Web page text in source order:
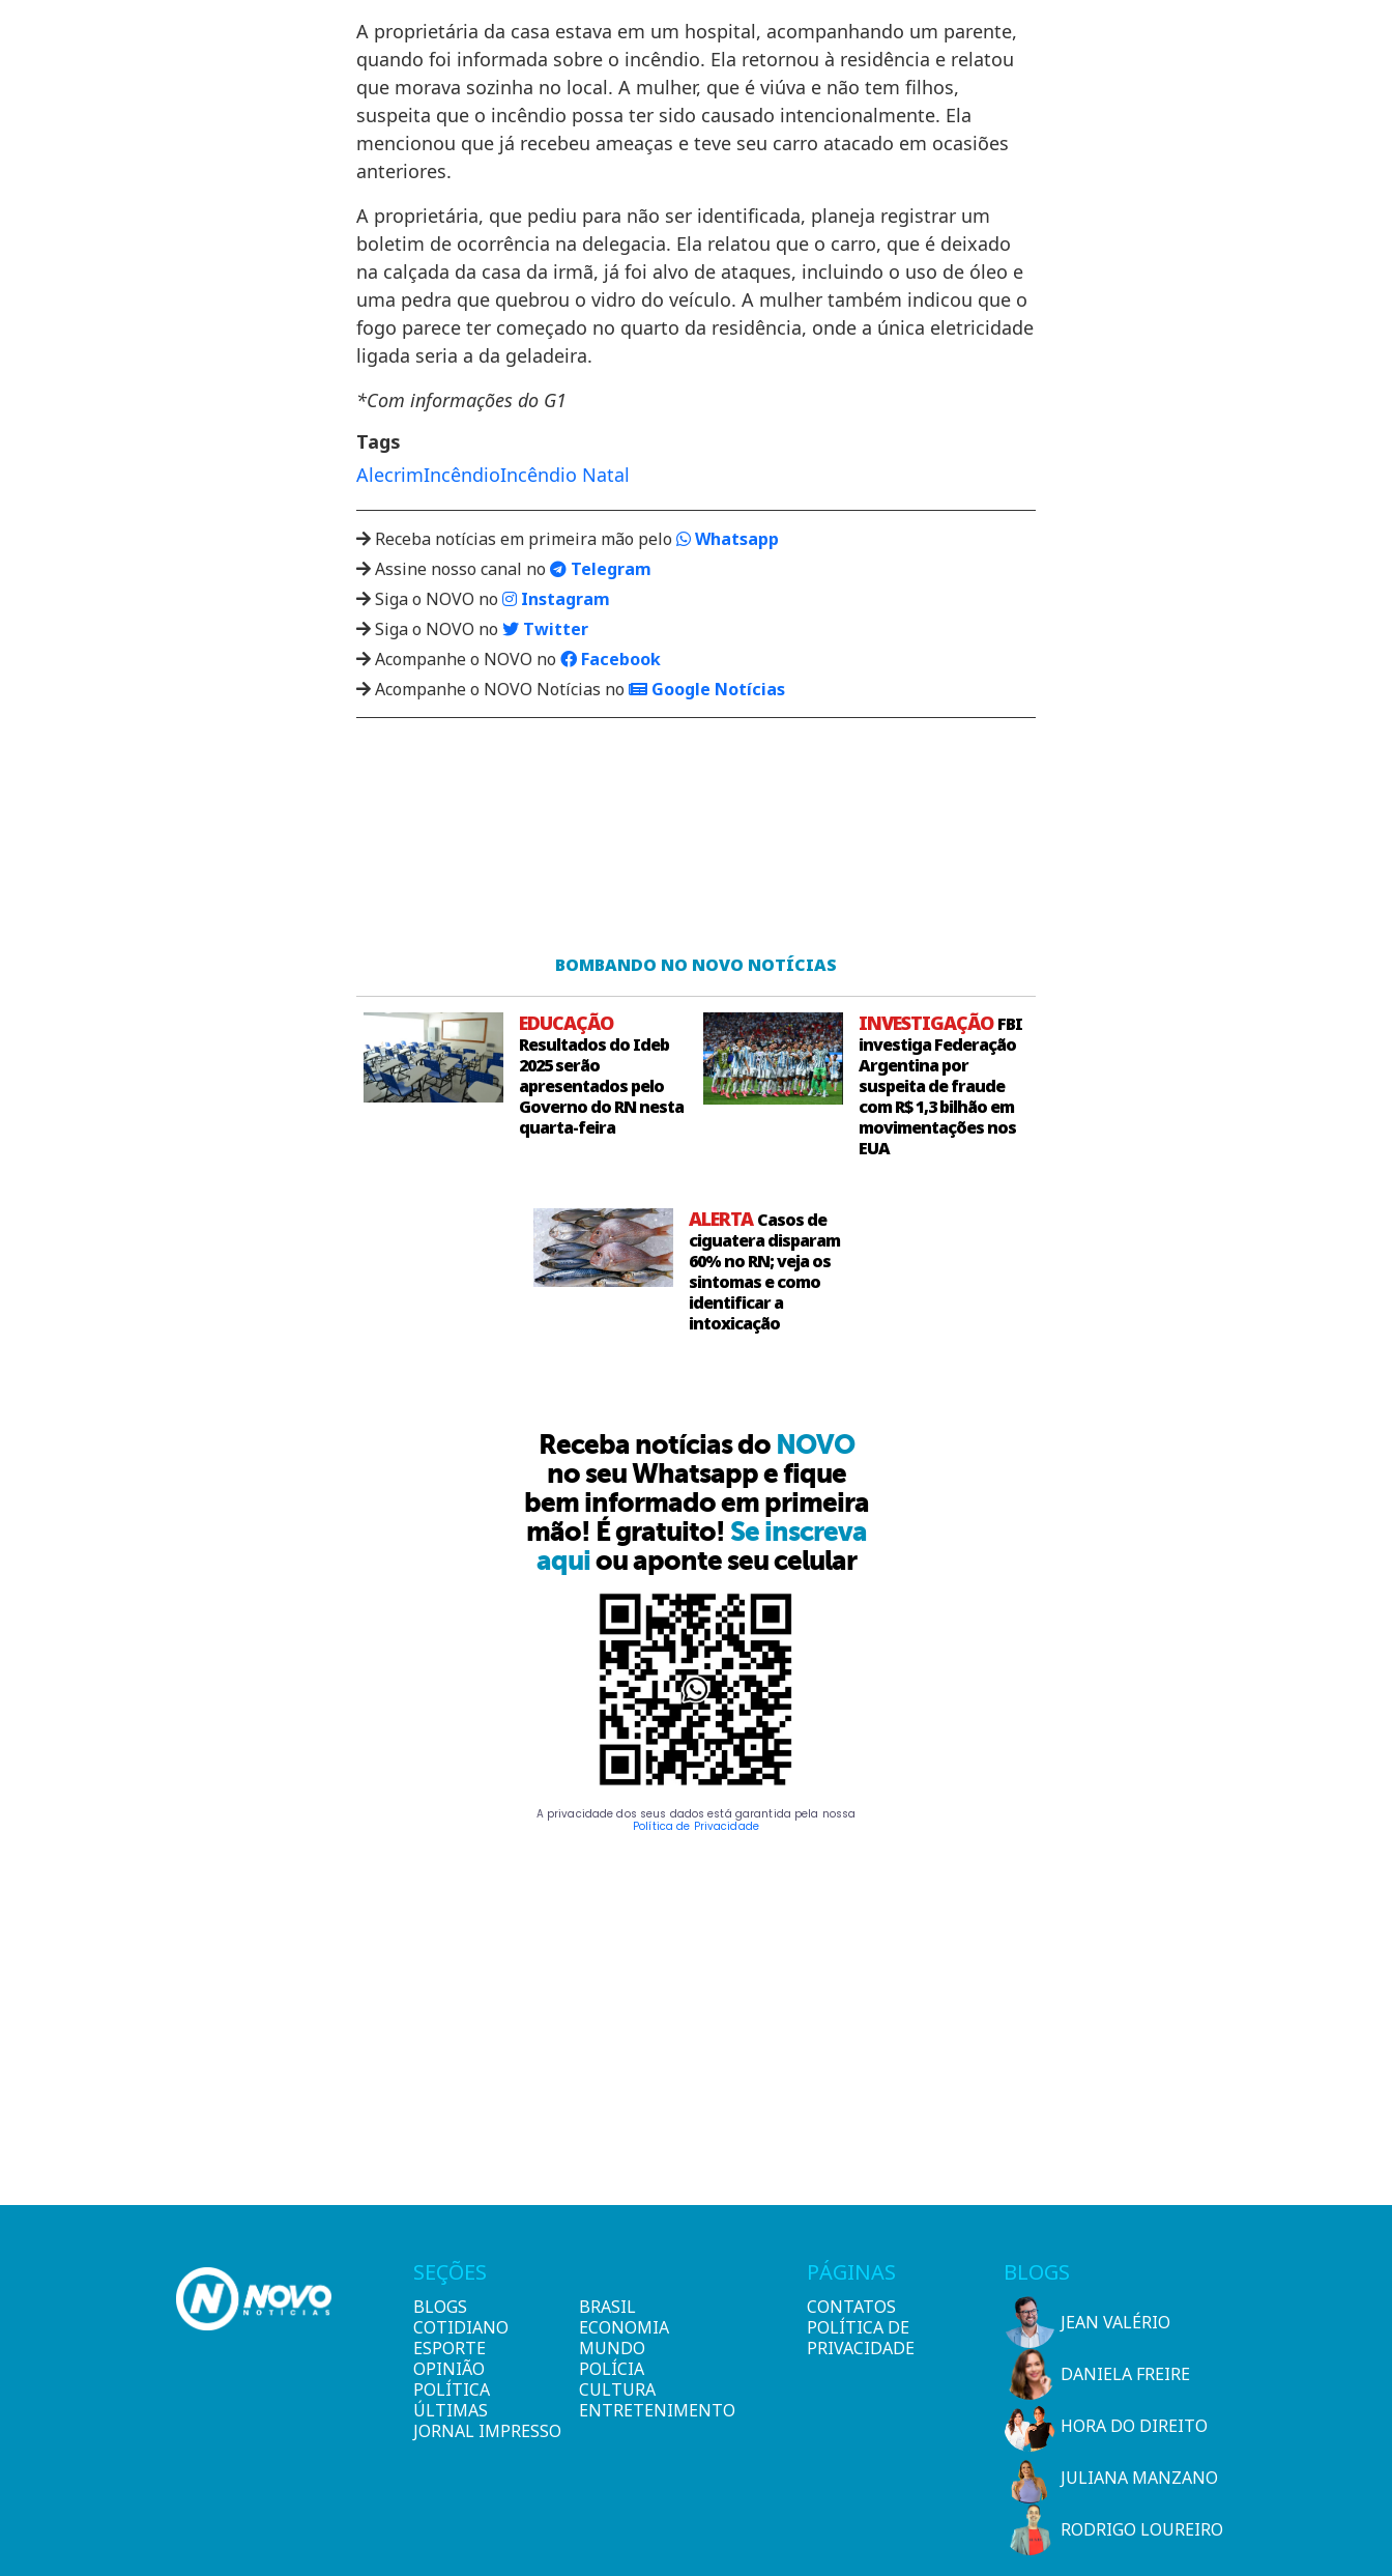
A proprietária da casa estava em um hospital, acompanhando um parente,
quando foi informada sobre o incêndio. Ela retornou à residência e relatou
que morava sozinha no local. A mulher, que é viúva e não tem filhos,
suspeita que o incêndio possa ter sido causado intencionalmente. Ela
mencionou que já recebeu ameaças e teve seu carro atacado em ocasiões
anteriores.
A proprietária, que pediu para não ser identificada, planeja registrar um
boletim de ocorrência na delegacia. Ela relatou que o carro, que é deixado
na calçada da casa da irmã, já foi alvo de ataques, incluindo o uso de óleo e
uma pedra que quebrou o vidro do veículo. A mulher também indicou que o
fogo parece ter começado no quarto da residência, onde a única eletricidade
ligada seria a da geladeira.
*Com informações do G1
Tags
AlecrimIncêndioIncêndio Natal
Receba notícias em primeira mão pelo
Whatsapp
Assine nosso canal no
Telegram
Siga o NOVO no
Instagram
Siga o NOVO no
Twitter
Acompanhe o NOVO no
Facebook
Acompanhe o NOVO Notícias no
Google Notícias
BOMBANDO NO NOVO NOTÍCIAS
EDUCAÇÃO
Resultados do Ideb
2025 serão
apresentados pelo
Governo do RN nesta
quarta-feira
INVESTIGAÇÃOFBI
investiga Federação
Argentina por
suspeita de fraude
com R$ 1,3 bilhão em
movimentações nos
EUA
ALERTACasos de
ciguatera disparam
60% no RN; veja os
sintomas e como
identificar a
intoxicação
Receba notícias do NOVO
no seu Whatsapp e fique
bem informado em primeira
mão! É gratuito! Se inscreva
aquiou aponte seu celular
A privacidade dos seus dados está garantida pela nossa
Política de Privacidade
SEÇÕES
BLOGS
BRASIL
COTIDIANO
ECONOMIA
ESPORTE
MUNDO
OPINIÃO
POLÍCIA
POLÍTICA
CULTURA
ÚLTIMAS
ENTRETENIMENTO
JORNAL IMPRESSO
PÁGINAS
CONTATOS
POLÍTICA DE
PRIVACIDADE
BLOGS
JEAN VALÉRIO
DANIELA FREIRE
HORA DO DIREITO
JULIANA MANZANO
RODRIGO LOUREIRO